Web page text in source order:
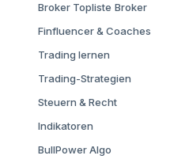
Broker Topliste Broker
Finfluencer & Coaches
Trading lernen
Trading-Strategien
Steuern & Recht
Indikatoren
BullPower Algo